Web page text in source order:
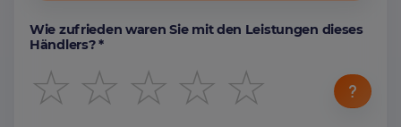
Wie zufrieden waren Sie mit den Leistungen dieses
Händlers? *
☆
☆
☆
☆
☆